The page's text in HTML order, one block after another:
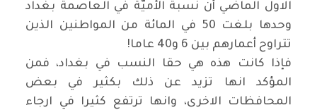
الاول الماضي أن نسبة الأميّة في العاصمة بغداد
وحدها بلغت 50 في المائة من المواطنين الذين
تتراوح أعمارهم بين 6 و40 عاما
!
فإذا كانت هذه هي حقا النسب في بغداد، فمن
المؤكد انها تزيد عن ذلك بكثير في بعض
المحافظات الاخرى، وانها ترتفع كثيرا في ارجاء